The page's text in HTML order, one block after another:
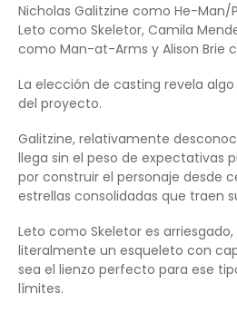
Nicholas Galitzine como He-Man/
Leto como Skeletor, Camila
como Man-at-Arms y Alison Brie
La elección de casting revela
del proyecto.
Galitzine, relativamente
llega sin el peso de expectativas
por construir el personaje desde
estrellas consolidadas que traen
Leto como Skeletor es
literalmente un esqueleto con
sea el lienzo perfecto para ese
límites.